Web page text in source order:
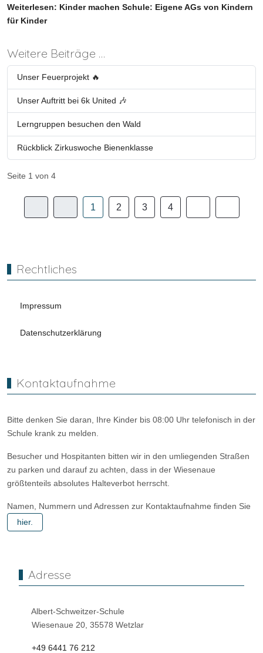
Weiterlesen: Kinder machen Schule: Eigene AGs von Kindern
für Kinder
Weitere Beiträge …
Unser Feuerprojekt 🔥
Unser Auftritt bei 6k United 🎶
Lerngruppen besuchen den Wald
Rückblick Zirkuswoche Bienenklasse
Seite 1 von 4
1 2 3 4
Rechtliches
Impressum
Datenschutzerklärung
Kontaktaufnahme
Bitte denken Sie daran, Ihre Kinder bis 08:00 Uhr telefonisch in der
Schule krank zu melden.
Besucher und Hospitanten bitten wir in den umliegenden Straßen
zu parken und darauf zu achten, dass in der Wiesenaue
größtenteils absolutes Halteverbot herrscht.
Namen, Nummern und Adressen zur Kontaktaufnahme finden Sie
hier.
Adresse
Albert-Schweitzer-Schule
Wiesenaue 20, 35578 Wetzlar
+49 6441 76 212